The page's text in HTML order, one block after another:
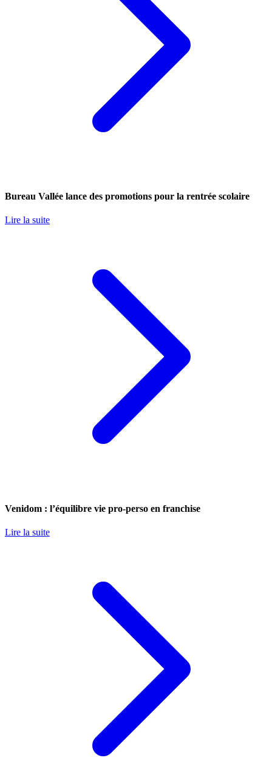
Bureau Vallée lance des promotions pour la rentrée scolaire
Lire la suite
Venidom : l’équilibre vie pro-perso en franchise
Lire la suite